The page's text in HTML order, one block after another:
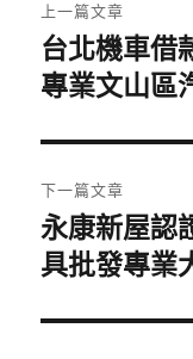
章
導
覽
上一篇文章
上
一
文
章:
台北機車借
專業文山區
下一篇文章
下
一
文
永康新屋認
具批發專業